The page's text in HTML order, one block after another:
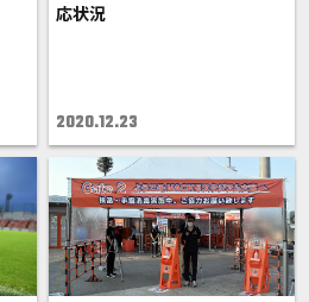
応状況
2020.12.23